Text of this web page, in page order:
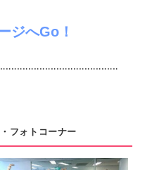
ジへGo！
フォトコーナー